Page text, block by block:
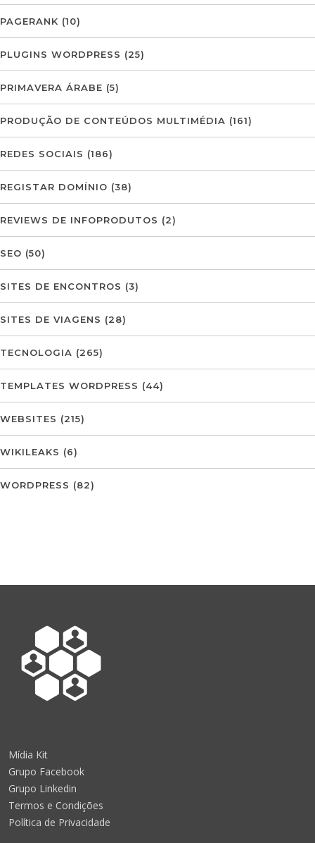
PAGERANK (10)
PLUGINS WORDPRESS (25)
PRIMAVERA ÁRABE (5)
PRODUÇÃO DE CONTEÚDOS MULTIMÉDIA (161)
REDES SOCIAIS (186)
REGISTAR DOMÍNIO (38)
REVIEWS DE INFOPRODUTOS (2)
SEO (50)
SITES DE ENCONTROS (3)
SITES DE VIAGENS (28)
TECNOLOGIA (265)
TEMPLATES WORDPRESS (44)
WEBSITES (215)
WIKILEAKS (6)
WORDPRESS (82)
Mídia Kit
Grupo Facebook
Grupo Linkedin
Termos e Condições
Política de Privacidade